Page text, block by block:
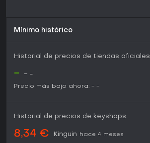
Mínimo histórico
Historial de precios de tiendas oficiales
- - -
Precio más bajo ahora: - -
Historial de precios de keyshops
8,34 € Kinguin
hace 4 meses